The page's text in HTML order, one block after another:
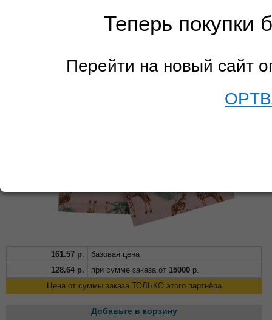
Теперь покупки
Перейти на новый сайт
161.57 р.
базовая цена
128.64 р. при сумме заказа от 15000 р.
Цена от суммы заказа ТОЛЬКО этого партнёра
Добавьте в корзину